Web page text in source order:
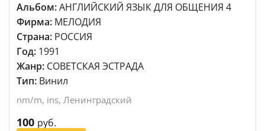
Альбом:АНГЛИЙСКИЙ ЯЗЫК ДЛЯ ОБЩЕНИЯ 4
Фирма: МЕЛОДИЯ
Страна: РОССИЯ
Год: 1991
Жанр: СОВЕТСКАЯ ЭСТРАДА
Тип: Винил
nm/m, ins, Ленинградский
100 руб.